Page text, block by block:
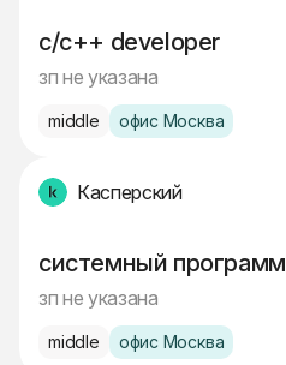
c/c++ developer
зп не указана
middle офис Москва
Касперский
системный
зп не указана
middle офис Москва